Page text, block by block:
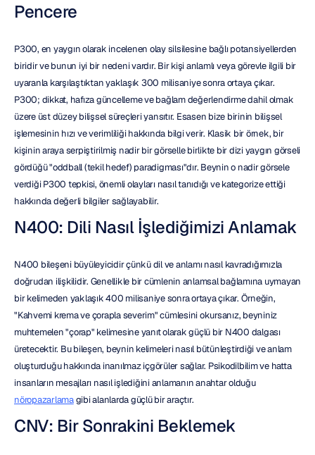
Pencere
P300, en yaygın olarak incelenen olay silsilesine bağlı potansiyellerden
biridir ve bunun iyi bir nedeni vardır. Bir kişi anlamlı veya görevle ilgili bir
uyaranla karşılaştıktan yaklaşık 300 milisaniye sonra ortaya çıkar.
P300; dikkat, hafıza güncelleme ve bağlam değerlendirme dahil olmak
üzere üst düzey bilişsel süreçleri yansıtır. Esasen bize birinin bilişsel
işlemesinin hızı ve verimliliği hakkında bilgi verir. Klasik bir örnek, bir
kişinin araya serpiştirilmiş nadir bir görselle birlikte bir dizi yaygın görseli
gördüğü "oddball (tekil hedef) paradigması"dır. Beynin o nadir görsele
verdiği P300 tepkisi, önemli olayları nasıl tanıdığı ve kategorize ettiği
hakkında değerli bilgiler sağlayabilir.
N400: Dili Nasıl İşlediğimizi Anlamak
N400 bileşeni büyüleyicidir çünkü dil ve anlamı nasıl kavradığımızla
doğrudan ilişkilidir. Genellikle bir cümlenin anlamsal bağlamına uymayan
bir kelimeden yaklaşık 400 milisaniye sonra ortaya çıkar. Örneğin,
"Kahvemi krema ve çorapla severim" cümlesini okursanız, beyniniz
muhtemelen "çorap" kelimesine yanıt olarak güçlü bir N400 dalgası
üretecektir. Bu bileşen, beynin kelimeleri nasıl bütünleştirdiği ve anlam
oluşturduğu hakkında inanılmaz içgörüler sağlar. Psikodilbilim ve hatta
insanların mesajları nasıl işlediğini anlamanın anahtar olduğu
nöropazarlama gibi alanlarda güçlü bir araçtır.
CNV: Bir Sonrakini Beklemek